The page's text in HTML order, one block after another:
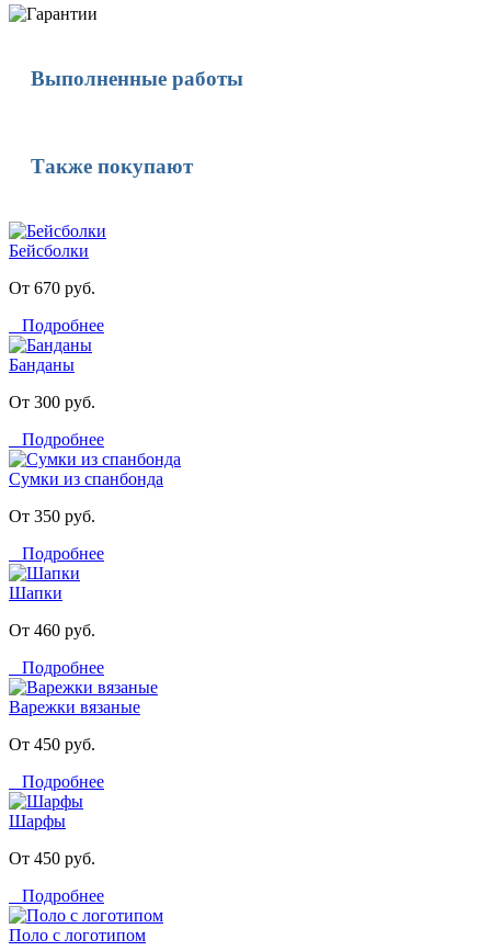
Выполненные работы
Также покупают
Бейсболки
От 670 руб.
Подробнее
Банданы
От 300 руб.
Подробнее
Сумки из спанбонда
От 350 руб.
Подробнее
Шапки
От 460 руб.
Подробнее
Варежки вязаные
От 450 руб.
Подробнее
Шарфы
От 450 руб.
Подробнее
Поло с логотипом